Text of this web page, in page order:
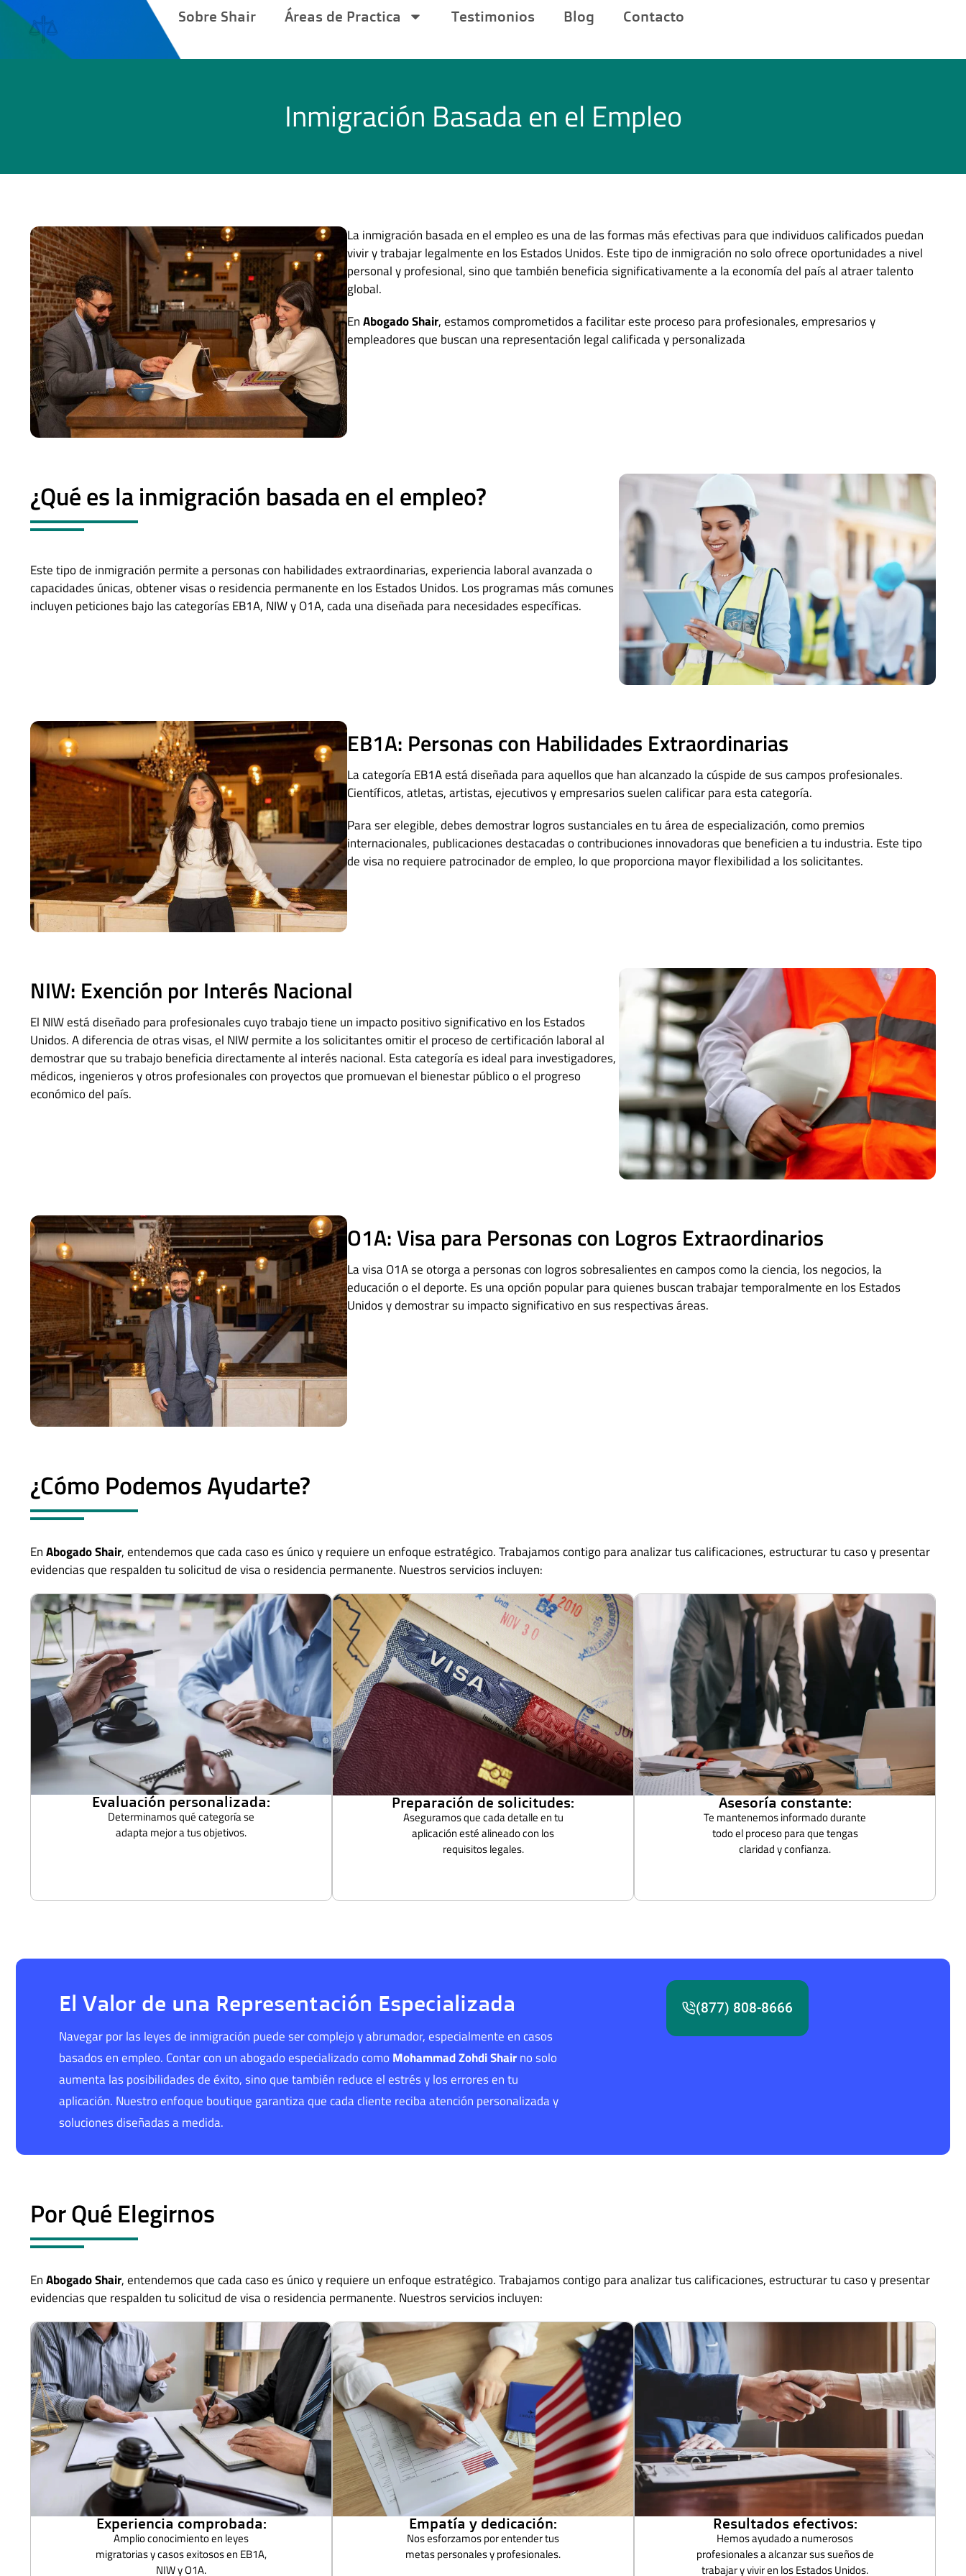
Sobre Shair Áreas de Practica Testimonios Blog Contacto
Inmigración Basada en el Empleo
La inmigración basada en el empleo es una de las formas más efectivas para que individuos calificados puedan
vivir y trabajar legalmente en los Estados Unidos. Este tipo de inmigración no solo ofrece oportunidades a nivel
personal y profesional, sino que también beneficia significativamente a la economía del país al atraer talento
global.
EnAbogado Shair, estamos comprometidos a facilitar este proceso para profesionales, empresarios y
empleadores que buscan una representación legal calificada y personalizada
¿Qué es la inmigración basada en el empleo?
Este tipo de inmigración permite a personas con habilidades extraordinarias, experiencia laboral avanzada o
capacidades únicas, obtener visas o residencia permanente en los Estados Unidos. Los programas más comunes
incluyen peticiones bajo las categorías EB1A, NIW y O1A, cada una diseñada para necesidades específicas.
EB1A: Personas con Habilidades Extraordinarias
La categoría EB1A está diseñada para aquellos que han alcanzado la cúspide de sus campos profesionales.
Científicos, atletas, artistas, ejecutivos y empresarios suelen calificar para esta categoría.
Para ser elegible, debes demostrar logros sustanciales en tu área de especialización, como premios
internacionales, publicaciones destacadas o contribuciones innovadoras que beneficien a tu industria. Este tipo
de visa no requiere patrocinador de empleo, lo que proporciona mayor flexibilidad a los solicitantes.
NIW: Exención por Interés Nacional
El NIW está diseñado para profesionales cuyo trabajo tiene un impacto positivo significativo en los Estados
Unidos. A diferencia de otras visas, el NIW permite a los solicitantes omitir el proceso de certificación laboral al
demostrar que su trabajo beneficia directamente al interés nacional. Esta categoría es ideal para investigadores,
médicos, ingenieros y otros profesionales con proyectos que promuevan el bienestar público o el progreso
económico del país.
O1A: Visa para Personas con Logros Extraordinarios
La visa O1A se otorga a personas con logros sobresalientes en campos como la ciencia, los negocios, la
educación o el deporte. Es una opción popular para quienes buscan trabajar temporalmente en los Estados
Unidos y demostrar su impacto significativo en sus respectivas áreas.
¿Cómo Podemos Ayudarte?
EnAbogado Shair, entendemos que cada caso es único y requiere un enfoque estratégico. Trabajamos contigo para analizar tus calificaciones, estructurar tu caso y presentar
evidencias que respalden tu solicitud de visa o residencia permanente. Nuestros servicios incluyen:
Evaluación personalizada:
Determinamos qué categoría se
adapta mejor a tus objetivos.
Preparación de solicitudes:
Aseguramos que cada detalle en tu
aplicación esté alineado con los
requisitos legales.
Asesoría constante:
Te mantenemos informado durante
todo el proceso para que tengas
claridad y confianza.
El Valor de una Representación Especializada
Navegar por las leyes de inmigración puede ser complejo y abrumador, especialmente en casos
basados en empleo. Contar con un abogado especializado como Mohammad Zohdi Shairno solo
aumenta las posibilidades de éxito, sino que también reduce el estrés y los errores en tu
aplicación. Nuestro enfoque boutique garantiza que cada cliente reciba atención personalizada y
soluciones diseñadas a medida.
(877) 808-8666
Por Qué Elegirnos
EnAbogado Shair, entendemos que cada caso es único y requiere un enfoque estratégico. Trabajamos contigo para analizar tus calificaciones, estructurar tu caso y presentar
evidencias que respalden tu solicitud de visa o residencia permanente. Nuestros servicios incluyen:
Experiencia comprobada:
Amplio conocimiento en leyes
migratorias y casos exitosos en EB1A,
NIW y O1A.
Empatía y dedicación:
Nos esforzamos por entender tus
metas personales y profesionales.
Resultados efectivos:
Hemos ayudado a numerosos
profesionales a alcanzar sus sueños de
trabajar y vivir en los Estados Unidos.